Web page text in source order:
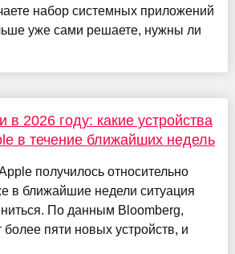
набор системных приложений
уже сами решаете, нужны ли
в 2026 году: какие устройства
в течение ближайших недель
получилось относительно
в ближайшие недели ситуация
По данным Bloomberg,
более пяти новых устройств, и